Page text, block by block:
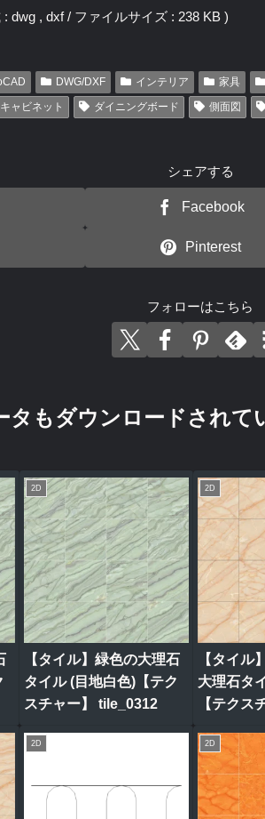
dwg , dxf / ファイルサイズ : 238 KB )
DWG/DXF インテリア 家具
キャビネット ダイニングボード 側面図
シェアする
Facebook
Pinterest
フォローはこちら
タもダウンロードされて
2D
【タイル】緑色の大理石
タイル (目地白色)【テク
スチャー】 tile_0312
2D
【タイル
大理石タ
【テクス
2D 2D